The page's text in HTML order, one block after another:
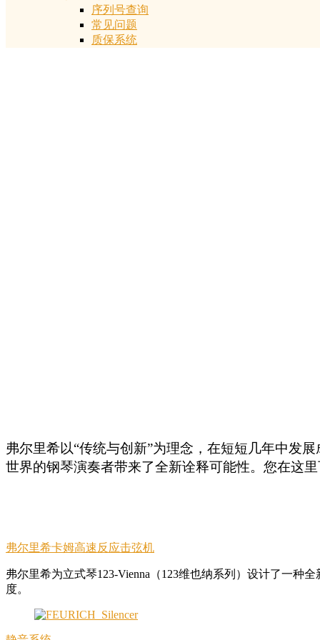
序列号查询
常见问题
质保系统
弗尔里希以“传统与创新”为理念，在短短几年中发
世界的钢琴演奏者带来了全新诠释可能性。您在这
弗尔里希卡姆高速反应击弦机
弗尔里希为立式琴123-Vienna（123维也纳系列）设计了一种
度。